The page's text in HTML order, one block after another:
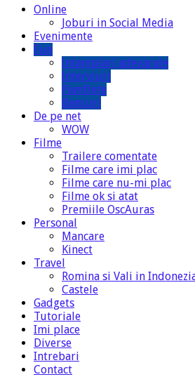
Online
Joburi in Social Media
Evenimente
Fun
Intamplari adevarate
Interviuri
Pamflete
Bancuri
De pe net
WOW
Filme
Trailere comentate
Filme care imi plac
Filme care nu-mi plac
Filme ok si atat
Premiile OscAuras
Personal
Mancare
Kinect
Travel
Romina si Vali in
Castele
Gadgets
Tutoriale
Imi place
Diverse
Intrebari
Contact